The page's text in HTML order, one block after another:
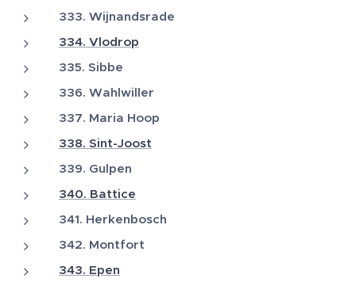
333. Wijnandsrade
334. Vlodrop
335. Sibbe
336. Wahlwiller
337. Maria Hoop
338. Sint-Joost
339. Gulpen
340. Battice
341. Herkenbosch
342. Montfort
343. Epen